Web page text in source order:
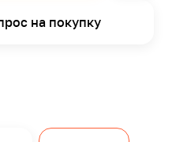
на покупку